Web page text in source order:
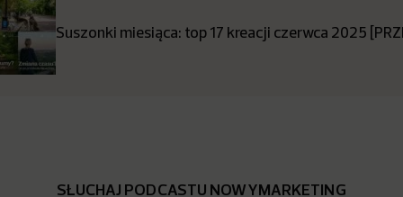
Suszonki miesiąca: top 17 kreacji czerwca 2025
SŁUCHAJ PODCASTU NOWYMARKETING